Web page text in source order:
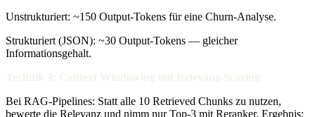
Unstrukturiert: ~150 Output-Tokens für eine Churn-Analyse.
Strukturiert (JSON): ~30 Output-Tokens — gleicher
Informationsgehalt.
Bei RAG-Pipelines: Statt alle 10 Retrieved Chunks zu nutzen,
bewerte die Relevanz und nimm nur Top-3 mit Reranker. Ergebnis: